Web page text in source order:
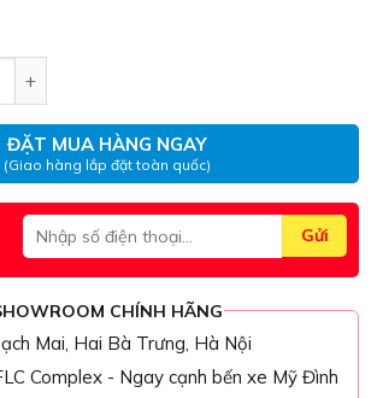
ĐẶT MUA HÀNG NGAY
(Giao hàng lắp đặt toàn quốc)
CHÍNH HÃNG
Mai, Hai Bà Trưng, Hà Nội
Complex - Ngay cạnh bến xe Mỹ Đình